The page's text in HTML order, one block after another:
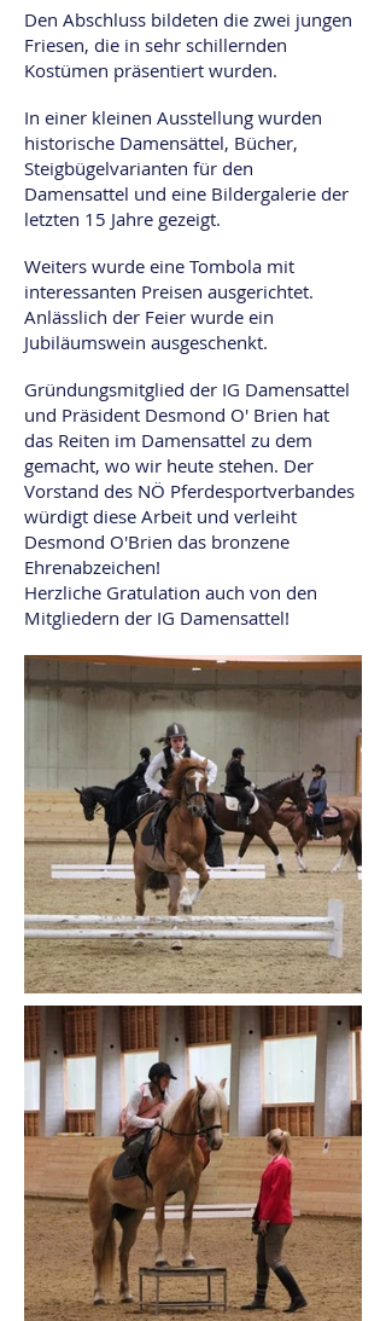
Den Abschluss bildeten die zwei jungen
Friesen, die in sehr schillernden
Kostümen präsentiert wurden.
In einer kleinen Ausstellung wurden
historische Damensättel, Bücher,
Steigbügelvarianten für den
Damensattel und eine Bildergalerie der
letzten 15 Jahre gezeigt.
Weiters wurde eine Tombola mit
interessanten Preisen ausgerichtet.
Anlässlich der Feier wurde ein
Jubiläumswein ausgeschenkt.
Gründungsmitglied der IG Damensattel
und Präsident Desmond O' Brien hat
das Reiten im Damensattel zu dem
gemacht, wo wir heute stehen. Der
Vorstand des NÖ Pferdesportverbandes
würdigt diese Arbeit und verleiht
Desmond O'Brien das bronzene
Ehrenabzeichen!
Herzliche Gratulation auch von den
Mitgliedern der IG Damensattel!